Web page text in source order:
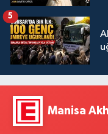
5
Manisa